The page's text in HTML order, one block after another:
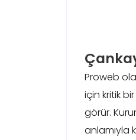
Proweb
için kritik
görür.
anlamıyla